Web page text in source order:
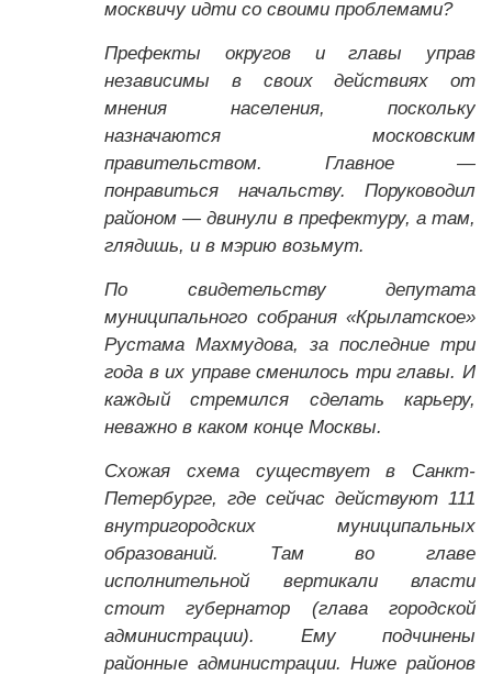
москвичу идти со своими проблемами?
Префекты округов и главы управ
независимы в своих действиях от
мнения населения, поскольку
назначаются московским
правительством. Главное —
понравиться начальству. Поруководил
районом — двинули в префектуру, а там,
глядишь, и в мэрию возьмут.
По свидетельству депутата
муниципального собрания «Крылатское»
Рустама Махмудова, за последние три
года в их управе сменилось три главы. И
каждый стремился сделать карьеру,
неважно в каком конце Москвы.
Схожая схема существует в Санкт-
Петербурге, где сейчас действуют 111
внутригородских муниципальных
образований. Там во главе
исполнительной вертикали власти
стоит губернатор (глава городской
администрации). Ему подчинены
районные администрации. Ниже районов